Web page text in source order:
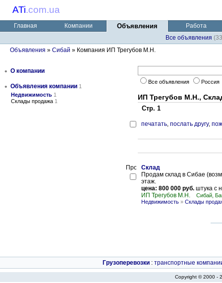
ATi.com.ua
Главная Компании Объявления
Работа
Все объявления
Объявления » Сибай » Компания ИП Трегубов М.Н.
• О компании
• Объявления компании 1
Недвижимость 1
Склады продажа 1
Все объявления Россия
ИП Трегубов М.Н.,
Стр. 1
печатать, послать другу,
Склад
Продам склад в Сибае
этаж.
цена: 800 000 руб. штука с
ИП Трегубов М.Н.
Сибай,
Недвижимость » Склады
Грузоперевозки : транспортные
Copyright © 2000 -